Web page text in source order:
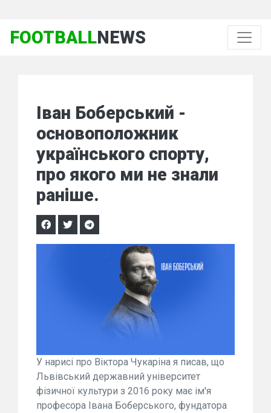
FOOTBALLNEWS
Іван Боберський -
основоположник
українського спорту,
про якого ми не знали
раніше.
У нарисі про Віктора Чукаріна я писав, що
Львівський державний університет
фізичної культури з 2016 року має ім'я
професора Івана Боберського, фундатора